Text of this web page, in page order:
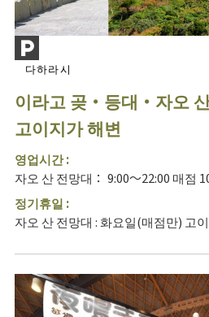
다하라시
이라고 곶・등대・자오
고이지가 해변
영업시간 :
자오 산 전망대： 9:00～22:00 매점
정기휴일 :
자오 산 전망대 : 화요일(매점만) 고